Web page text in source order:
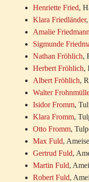
Henriette Fried,
Klara Friedländer
Amalie Friedmann
Sigmunde
Nathan Fröhlich,
Herbert Fröhlich,
Albert Fröhlich,
Walter
Isidor Fromm,
Klara Fromm,
Otto Fromm,
Max Fuld,
Gertrud Fuld,
Martin Fuld,
Robert Fuld,